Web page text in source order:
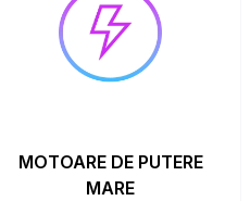
MOTOARE DE PUTERE
MARE